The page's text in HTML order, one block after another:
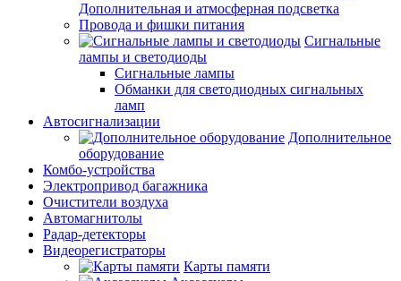
Дополнительная и атмосферная подсветка
Провода и фишки питания
Cигнальные
лампы и светодиоды
Сигнальные лампы
Обманки для светодиодных сигнальных
ламп
Автосигнализации
Дополнительное
оборудование
Комбо-устройства
Электропривод багажника
Очистители воздуха
Автомагнитолы
Радар-детекторы
Видеорегистраторы
Карты памяти